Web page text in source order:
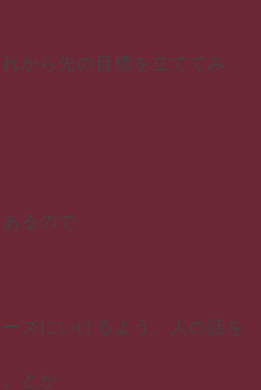
から先の目標を立ててみ
るので
ズにいけるよう、人の話を
とか